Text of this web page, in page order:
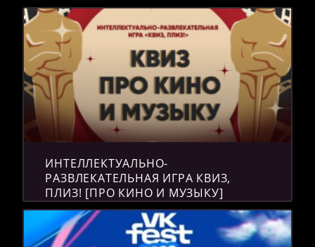
ИНТЕЛЛЕКТУАЛЬНО-
РАЗВЛЕКАТЕЛЬНАЯ ИГРА КВИЗ,
ПЛИЗ! [ПРО КИНО И МУЗЫКУ]